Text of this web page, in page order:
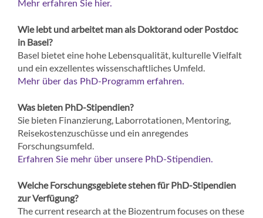
Mehr erfahren Sie hier.
Wie lebt und arbeitet man als Doktorand oder Postdoc
in Basel?
Basel bietet eine hohe Lebensqualität, kulturelle Vielfalt
und ein exzellentes wissenschaftliches Umfeld.
Mehr über das PhD-Programm erfahren.
Was bieten PhD-Stipendien?
Sie bieten Finanzierung, Laborrotationen, Mentoring,
Reisekostenzuschüsse und ein anregendes
Forschungsumfeld.
Erfahren Sie mehr über unsere PhD-Stipendien.
Welche Forschungsgebiete stehen für PhD-Stipendien
zur Verfügung?
The current research at the Biozentrum focuses on these